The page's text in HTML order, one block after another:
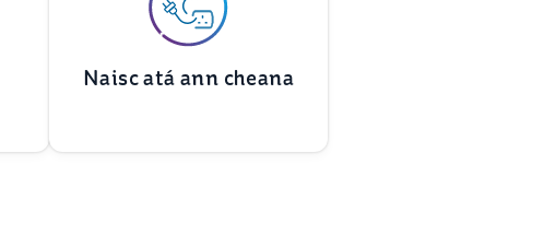
Naisc atá ann cheana